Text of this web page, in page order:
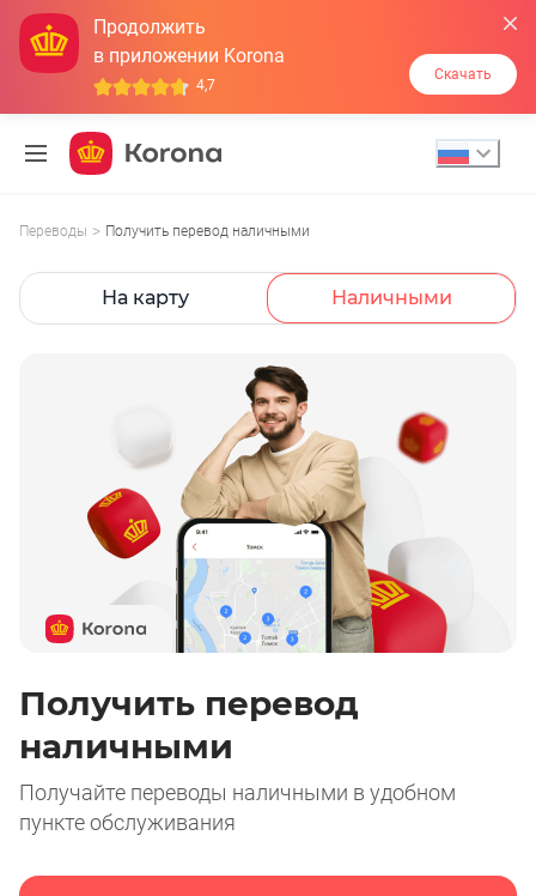
Продолжить
в приложении Korona
4,7
Скачать
Переводы Получить перевод наличными
На карту Наличными
Получить перевод
наличными
Получайте переводы наличными в удобном
пункте обслуживания